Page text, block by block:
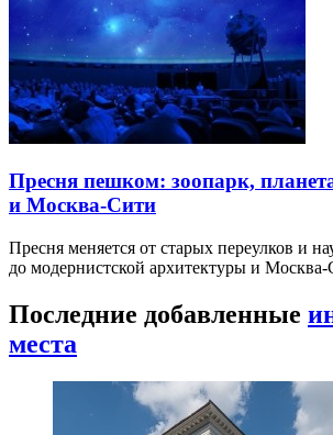
Пресня пешком: зоопарк,
и Москва-Сити
Пресня меняется от старых переулков и
до модернистской архитектуры и
Последние добавленные
места